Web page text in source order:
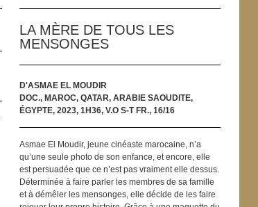
LA MÈRE DE TOUS LES
MENSONGES
D'ASMAE EL MOUDIR
DOC., MAROC, QATAR, ARABIE SAOUDITE,
ÉGYPTE, 2023, 1H36, V.O S-T FR., 16/16
Asmae El Moudir, jeune cinéaste marocaine, n’a
qu’une seule photo de son enfance, et encore, elle
est persuadée que ce n’est pas vraiment elle dessus.
Déterminée à faire parler les membres de sa famille
et à démêler les mensonges, elle décide de les faire